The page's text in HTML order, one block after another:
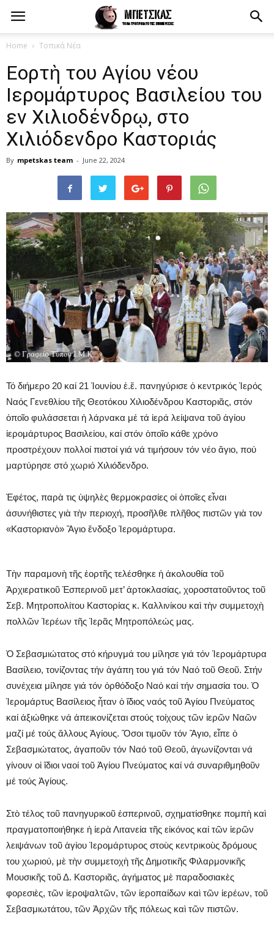
Home Τοπικά Νέα
Εορτὴ του Αγίου νέου
Ιερομάρτυρος Βασιλείου του
εν Χιλιοδένδρῳ, στο
Χιλιόδενδρο Καστοριάς
By mpetskas team - June 22, 2024
Τό διήμερο 20 καί 21 Ἰουνίου ἐ.ἔ. πανηγύρισε ὁ κεντρικός Ἱερός
Ναός Γενεθλίου τῆς Θεοτόκου Χιλιοδένδρου Καστοριᾶς, στόν
ὁποῖο φυλάσσεται ἡ λάρνακα μέ τά ἱερά λείψανα τοῦ ἁγίου
ἱερομάρτυρος Βασιλείου, καί στόν ὁποῖο κάθε χρόνο
προστρέχουν πολλοί πιστοί γιά νά τιμήσουν τόν νέο ἅγιο, πού
μαρτύρησε στό χωριό Χιλιόδενδρο.
Ἐφέτος, παρὰ τις ὑψηλὲς θερμοκρασίες οἱ ὁποῖες εἶναι
ἀσυνήθιστες γιὰ τὴν περιοχή, προσῆλθε πλῆθος πιστῶν γιὰ τον
«Καστοριανὸ» Ἅγιο ἔνδοξο Ἱερομάρτυρα.
Τὴν παραμονὴ τῆς ἑορτῆς τελέσθηκε ἡ ἀκολουθία τοῦ
Ἀρχιερατικοῦ Ἑσπερινοῦ μετ’ ἀρτοκλασίας, χοροστατοῦντος τοῦ
Σεβ. Μητροπολίτου Καστορίας κ. Καλλινίκου καὶ τὴν συμμετοχὴ
πολλῶν Ἱερέων τῆς Ἱερᾶς Μητροπόλεώς μας.
Ὁ Σεβασμιώτατος στό κήρυγμά του μίλησε γιά τόν Ἱερομάρτυρα
Βασίλειο, τονίζοντας τήν ἀγάπη του γιά τόν Ναό τοῦ Θεοῦ. Στήν
συνέχεια μίλησε γιά τόν ὀρθόδοξο Ναό καί τήν σημασία του. Ὁ
Ἱερομάρτυς Βασίλειος ἦταν ὁ ἴδιος ναός τοῦ Ἁγίου Πνεύματος
καί ἀξιώθηκε νά ἀπεικονίζεται στούς τοίχους τῶν ἱερῶν Ναῶν
μαζί μέ τούς ἄλλους Ἁγίους. Ὅσοι τιμοῦν τόν Ἅγιο, εἶπε ὁ
Σεβασμιώτατος, ἀγαποῦν τόν Ναό τοῦ Θεοῦ, ἀγωνίζονται νά
γίνουν οἱ ἴδιοι ναοί τοῦ Ἁγίου Πνεύματος καί νά συναριθμηθοῦν
μέ τούς Ἁγίους.
Στὸ τέλος τοῦ πανηγυρικοῦ ἑσπερινοῦ, σχηματίσθηκε πομπὴ καὶ
πραγματοποιήθηκε ἡ ἱερὰ Λιτανεία τῆς εἰκόνος καί τῶν ἱερῶν
λειψάνων τοῦ ἁγίου Ἱερομάρτυρος στοὺς κεντρικοὺς δρόμους
του χωριού, μὲ τὴν συμμετοχὴ τῆς Δημοτικῆς Φιλαρμονικῆς
Μουσικῆς τοῦ Δ. Καστοριᾶς, ἀγήματος μὲ παραδοσιακὲς
φορεσιὲς, τῶν ἱεροψαλτῶν, τῶν ἱεροπαίδων καὶ τῶν ἱερέων, τοῦ
Σεβασμιωτάτου, τῶν Ἀρχῶν τῆς πόλεως καὶ τῶν πιστῶν.